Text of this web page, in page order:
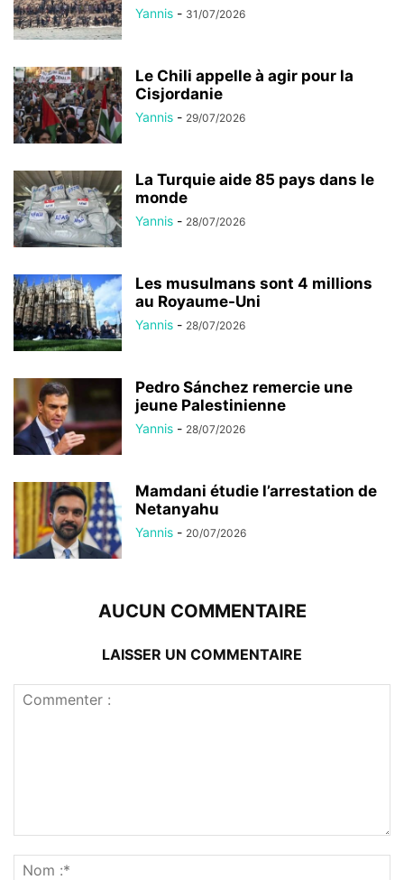
Yannis - 31/07/2026
Le Chili appelle à agir pour la
Cisjordanie
Yannis - 29/07/2026
La Turquie aide 85 pays dans le
monde
Yannis - 28/07/2026
Les musulmans sont 4 millions
au Royaume-Uni
Yannis - 28/07/2026
Pedro Sánchez remercie une
jeune Palestinienne
Yannis - 28/07/2026
Mamdani étudie l’arrestation de
Netanyahu
Yannis - 20/07/2026
AUCUN COMMENTAIRE
LAISSER UN COMMENTAIRE